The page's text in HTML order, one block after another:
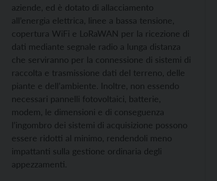
aziende, ed è dotato di allacciamento
all’energia elettrica, linee a bassa tensione,
copertura WiFi e LoRaWAN per la ricezione di
dati mediante segnale radio a lunga distanza
che serviranno per la connessione di sistemi di
raccolta e trasmissione dati del terreno, delle
piante e dell’ambiente. Inoltre, non essendo
necessari pannelli fotovoltaici, batterie,
modem, le dimensioni e di conseguenza
l’ingombro dei sistemi di acquisizione possono
essere ridotti al minimo, rendendoli meno
impattanti sulla gestione ordinaria degli
appezzamenti.